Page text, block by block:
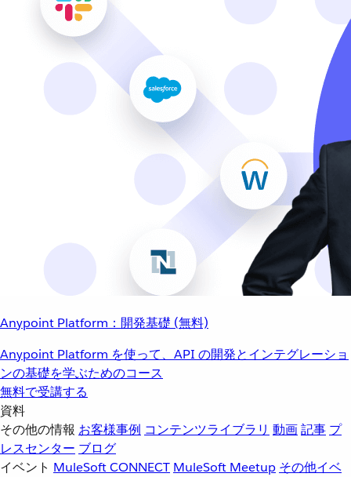
Anypoint Platform：開発基礎 (無料)
Anypoint Platform を使って、API の開発とインテグレーショ
ンの基礎を学ぶためのコース
無料で受講する
資料
その他の情報 お客様事例 コンテンツライブラリ 動画記事 プ
レスセンター ブログ
イベント MuleSoft CONNECT MuleSoft Meetup その他イベ